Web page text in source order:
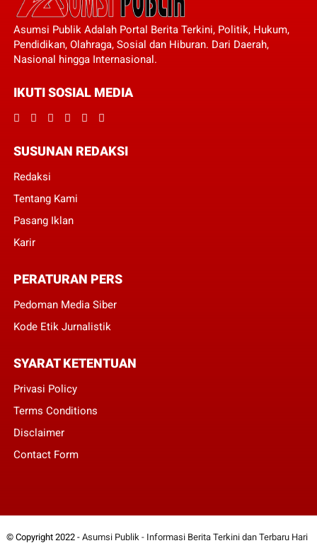
Asumsi Publik Adalah Portal Berita Terkini, Politik, Hukum,
Pendidikan, Olahraga, Sosial dan Hiburan. Dari Daerah,
Nasional hingga Internasional.
IKUTI SOSIAL MEDIA
SUSUNAN REDAKSI
Redaksi
Tentang Kami
Pasang Iklan
Karir
PERATURAN PERS
Pedoman Media Siber
Kode Etik Jurnalistik
SYARAT KETENTUAN
Privasi Policy
Terms Conditions
Disclaimer
Contact Form
© Copyright 2022 - Asumsi Publik - Informasi Berita Terkini dan Terbaru Hari